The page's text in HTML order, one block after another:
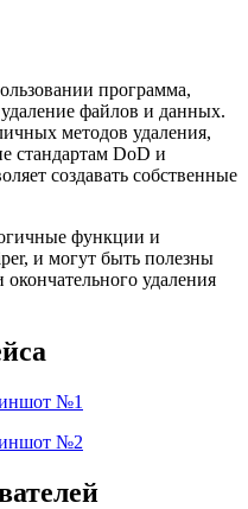
программа,
удаление файлов и данных.
методов удаления,
стандартам DoD и
создавать собственные
функции и
и могут быть полезны
удаления